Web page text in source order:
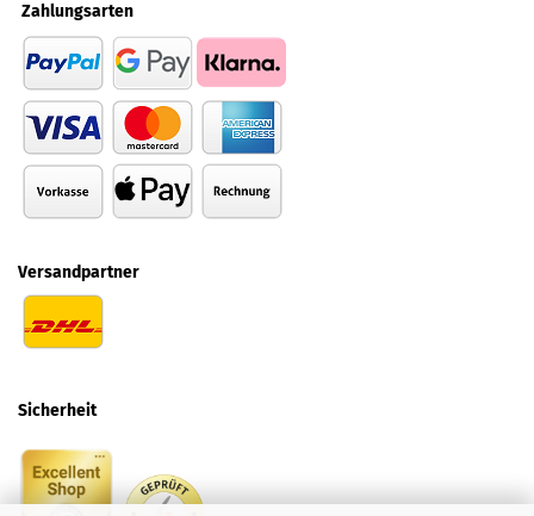
Zahlungsarten
Versandpartner
Sicherheit